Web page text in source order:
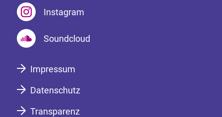
Instagram
Soundcloud
Impressum
Datenschutz
Transparenz